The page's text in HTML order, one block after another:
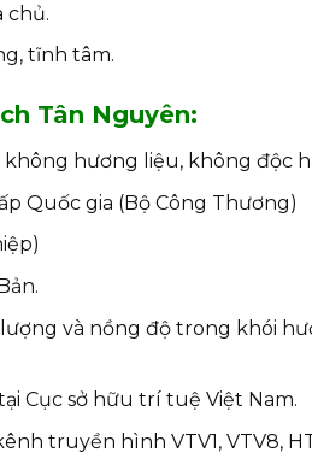
chủ.
tĩnh tâm.
Tân Nguyên:
hương liệu, không độc
Quốc gia (Bộ Công Thương)
và nồng độ trong khói
Cục sở hữu trí tuệ Việt Nam.
truyền hình VTV1, VTV8,